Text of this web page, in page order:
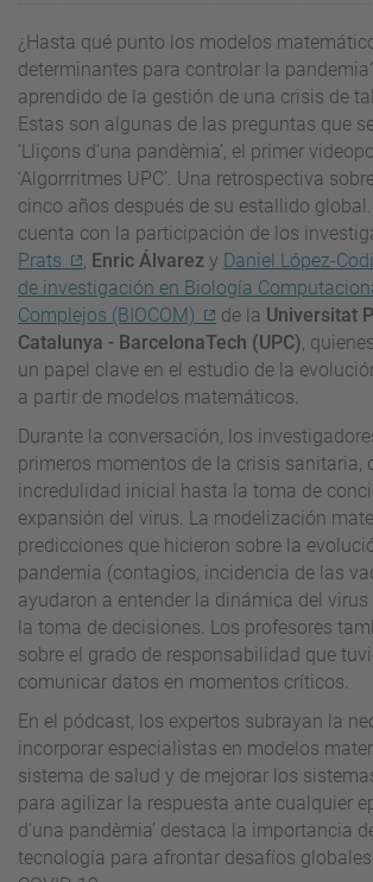
¿Hasta qué punto los modelos
determinantes para controlar la
aprendido de la gestión de una crisis de
Estas son algunas de las preguntas que
‘Lliçons d’una pandèmia’, el primer
‘Algorrritmes UPC’. Una retrospectiva
cinco años después de su estallido
cuenta con la participación de los
Prats
, Enric Álvarez y Daniel López-
de investigación en Biología
Complejos (BIOCOM)
de la Universitat
Catalunya - BarcelonaTech (UPC),
un papel clave en el estudio de la
a partir de modelos matemáticos.
Durante la conversación, los
primeros momentos de la crisis sanitaria,
incredulidad inicial hasta la toma de
expansión del virus. La modelización
predicciones que hicieron sobre la
pandemia (contagios, incidencia de las
ayudaron a entender la dinámica del virus
la toma de decisiones. Los profesores
sobre el grado de responsabilidad que
comunicar datos en momentos críticos.
En el pódcast, los expertos subrayan la
incorporar especialistas en modelos
sistema de salud y de mejorar los
para agilizar la respuesta ante cualquier
d’una pandèmia’ destaca la importancia
tecnología para afrontar desafíos